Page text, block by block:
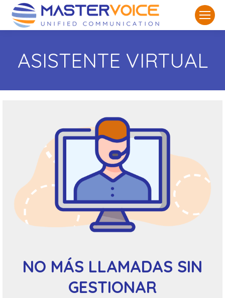
ASISTENTE VIRTUAL
NO MÁS LLAMADAS SIN
GESTIONAR